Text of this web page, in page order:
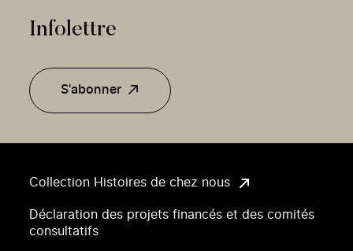
Collection Histoires de chez nous
Déclaration des projets financés et des comités
consultatifs
Infolettre
S'abonner